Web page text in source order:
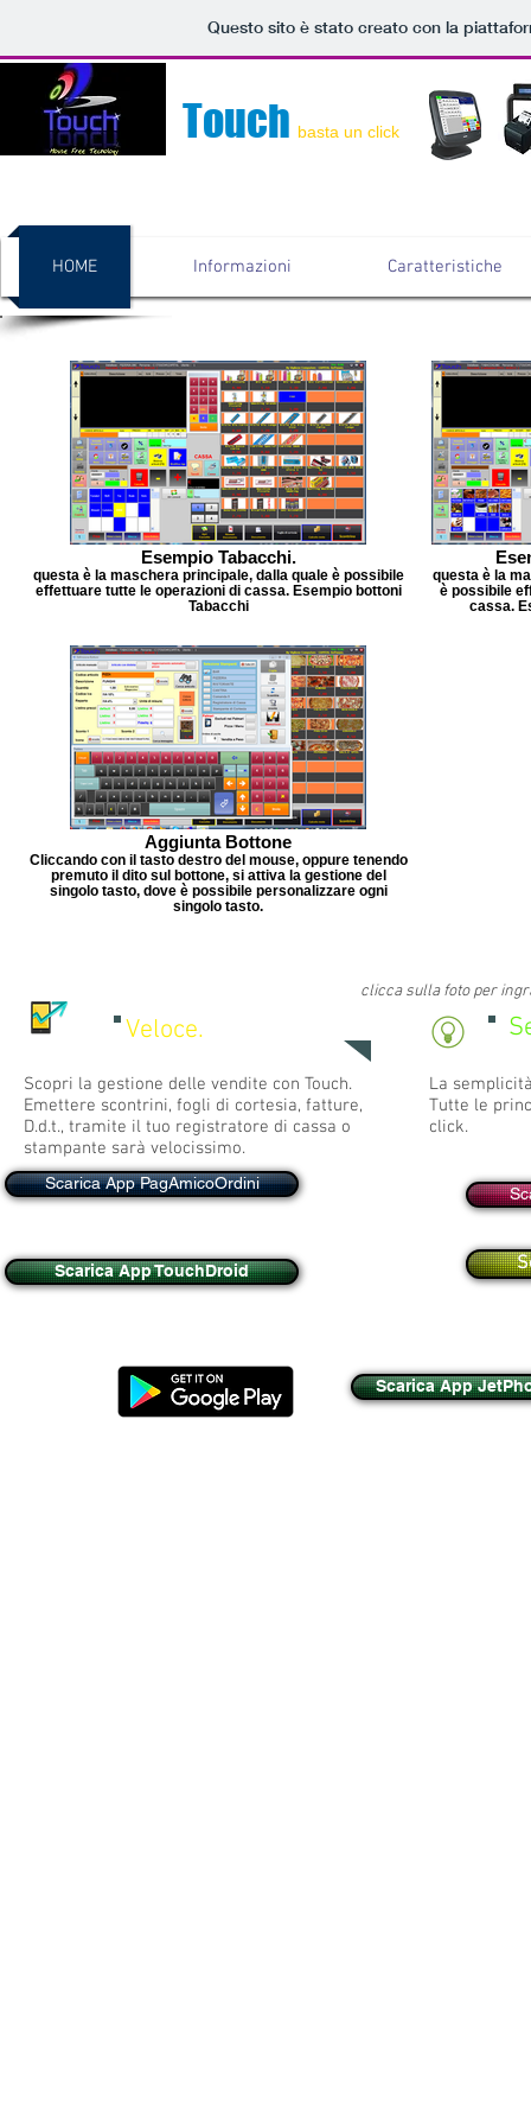
Questo sito è stato creato con la
Touch basta un click
HOME Informazioni Caratteristiche
Esempio Tabacchi.
questa è la maschera principale, dalla quale è possibile
effettuare tutte le operazioni di cassa. Esempio bottoni
Tabacchi
questa è la
è possibile
cassa.
Aggiunta Bottone
Cliccando con il tasto destro del mouse, oppure tenendo
premuto il dito sul bottone, si attiva la gestione del
singolo tasto, dove è possibile personalizzare ogni
singolo tasto.
clicca sulla foto per
Veloce.
Scopri la gestione delle vendite con Touch.
Emettere scontrini, fogli di cortesia, fatture,
D.d.t., tramite il tuo registratore di cassa o
stampante sarà velocissimo.
La
Tutte le
click.
Scarica App PagAmicoOrdini
Scarica App TouchDroid
Scarica App